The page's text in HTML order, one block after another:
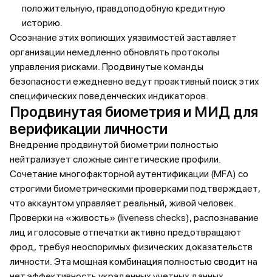
положительную, правдоподобную кредитную
историю.
Осознание этих вопиющих уязвимостей заставляет
организации немедленно обновлять протоколы
управления рисками. Продвинутые команды
безопасности ежедневно ведут проактивный поиск этих
специфических поведенческих индикаторов.
Продвинутая биометрия и МИД для
верификации личности
Внедрение продвинутой биометрии полностью
нейтрализует сложные синтетические профили.
Сочетание многофакторной аутентификации (MFA) со
строгими биометрическими проверками подтверждает,
что аккаунтом управляет реальный, живой человек.
Проверки на «живость» (liveness checks), распознавание
лиц и голосовые отпечатки активно предотвращают
фрод, требуя неоспоримых физических доказательств
личности. Эта мощная комбинация полностью сводит на